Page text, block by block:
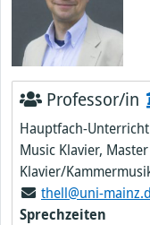
Professor/in
Hauptfach-
Music Klavier,
Klavier/
thell@uni-
Sprechzeiten